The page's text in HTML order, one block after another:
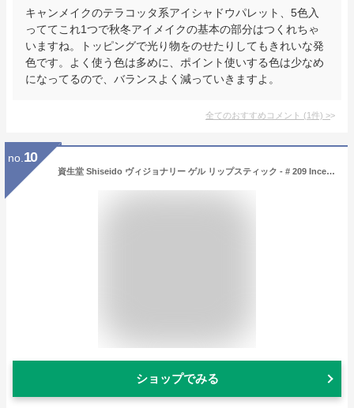
キャンメイクのテラコッタ系アイシャドウパレット、5色入
っててこれ1つで秋冬アイメイクの基本の部分はつくれちゃ
いますね。トッピングで光り物をのせたりしてもきれいな発
色です。よく使う色は多めに、ポイント使いする色は少なめ
になってるので、バランスよく減っていきますよ。
全てのおすすめコメント (1件) >
no. 10
資生堂 Shiseido ヴィジョナリー ゲル リップスティック - # 209 Incense (Terracotta) 1.6g/0.05oz【楽天海外直送】
ショップでみる